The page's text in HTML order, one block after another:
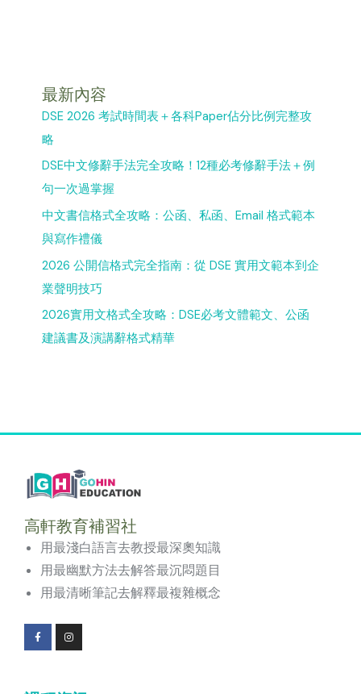
最新內容
DSE 2026 考試時間表＋各科Paper佔分比例完整攻
略
DSE中文修辭手法完全攻略！12種必考修辭手法＋例
句一次過掌握
中文書信格式全攻略：公函、私函、Email 格式範本
與寫作禮儀
2026 公開信格式完全指南：從 DSE 實用文範本到企
業聲明技巧
2026實用文格式全攻略：DSE必考文體範文、公函
建議書及演講辭格式精華
高軒教育補習社
用最淺白語言去教授最深奧知識
用最幽默方法去解答最沉悶題目
用最清晰筆記去解釋最複雜概念
F
a
I
n